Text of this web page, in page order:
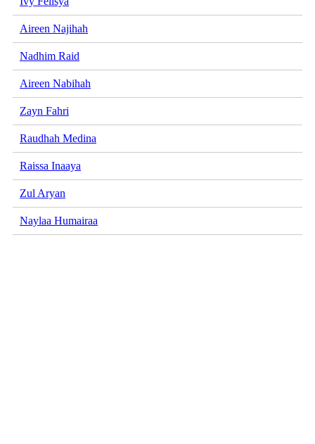
Aireen Najihah
Nadhim Raid
Aireen Nabihah
Zayn Fahri
Raudhah Medina
Raissa Inaaya
Zul Aryan
Naylaa Humairaa